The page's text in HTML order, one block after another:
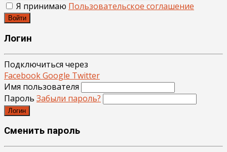
Я принимаю Пользовательское соглашение
Войти
Логин
Подключиться через
FacebookGoogle Twitter
Имя пользователя
Пароль Забыли пароль?
Логин
Сменить пароль